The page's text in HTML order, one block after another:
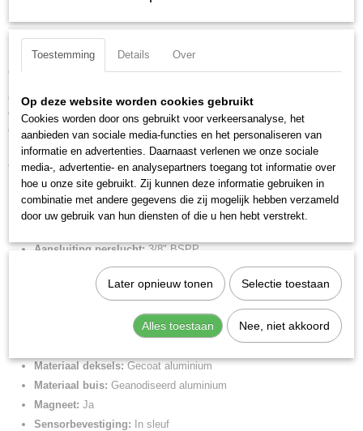
Productcode
121A631000ZP
EAN code
Productcode leverancier
121A631000ZP
Netto gewicht
8,35 Kg
Omschrijving
Cilinder ISO 15552 -a- d 63 slag 1000 dema.
Cilinder volgens ISO 15552 met buisprofiel welke aan 3 zijden is voorzien
van sensorsleuven
Ook verkrijgbaar als enkelwerkend of met doorlopende zuigerstang
Brede keus in afdichtingen zoals: NBR, FKM/FPM, low-temp en speciale
afschrapers op de zuigerstang.
Merk:Metal Work
Diameter:
63 mm
Aansluiting perslucht:3/8" BSPP
Materiaal afdichting:PU
Materiaal zuigerstang:RVS
Zuigerstangdiameter:20 mm
Materiaal deksels:Gecoat aluminium
Materiaal buis: Geanodiseerd aluminium
Magneet: Ja
Sensorbevestiging:
In sleuf
Toestemming Details Over
Op deze website worden cookies gebruikt
Cookies worden door ons gebruikt voor verkeersanalyse, het
aanbieden van sociale media-functies en het personaliseren van
informatie en advertenties. Daarnaast verlenen we onze sociale
media-, advertentie- en analysepartners toegang tot informatie over
hoe u onze site gebruikt. Zij kunnen deze informatie gebruiken in
combinatie met andere gegevens die zij mogelijk hebben verzameld
door uw gebruik van hun diensten of die u hen hebt verstrekt.
Later opnieuw tonen Selectie toestaan
Alles toestaan Nee, niet akkoord